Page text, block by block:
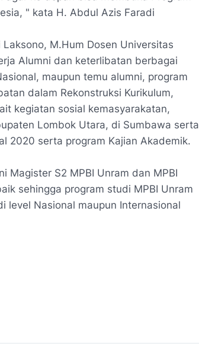
" kata H. Abdul Azis Faradi
M.Hum Dosen Universitas
Alumni dan keterlibatan berbagai
maupun temu alumni, program
dalam Rekonstruksi Kurikulum,
kegiatan sosial kemasyarakatan,
Lombok Utara, di Sumbawa serta
2020 serta program Kajian Akademik.
Magister S2 MPBI Unram dan MPBI
sehingga program studi MPBI Unram
level Nasional maupun Internasional